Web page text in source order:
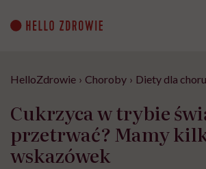
content
HelloZdrowie › Choroby › Diety dla
Cukrzyca w trybie
przetrwać? Mamy
wskazówek